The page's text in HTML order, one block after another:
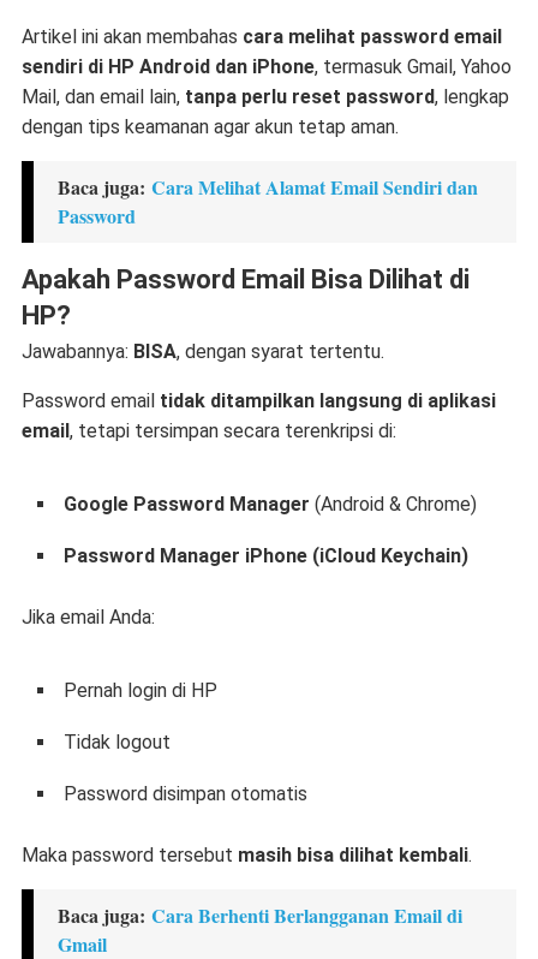
Artikel ini akan membahas cara melihat password email
sendiri di HP Android dan iPhone, termasuk Gmail, Yahoo
Mail, dan email lain, tanpa perlu reset password, lengkap
dengan tips keamanan agar akun tetap aman.
Baca juga: Cara Melihat Alamat Email Sendiri dan
Password
Apakah Password Email Bisa Dilihat di
HP?
Jawabannya: BISA, dengan syarat tertentu.
Password email tidak ditampilkan langsung di aplikasi
email, tetapi tersimpan secara terenkripsi di:
Google Password Manager (Android & Chrome)
Password Manager iPhone (iCloud Keychain)
Jika email Anda:
Pernah login di HP
Tidak logout
Password disimpan otomatis
Maka password tersebut masih bisa dilihat kembali.
Baca juga: Cara Berhenti Berlangganan Email di
Gmail